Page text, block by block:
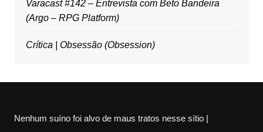
Varacast #142 – Entrevista com Beto Bandeira
(Argo – RPG Platform)
Crítica | Obsessão (Obsession)
Nenhum suíno foi alvo de maus tratos nesse sítio |